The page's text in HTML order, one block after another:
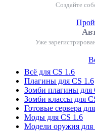
Создайте
Уже
Всё для CS 1.6
Плагины для CS 1.6
Зомби плагины для
Зомби классы для
Готовые сервера
Моды для CS 1.6
Модели оружия для